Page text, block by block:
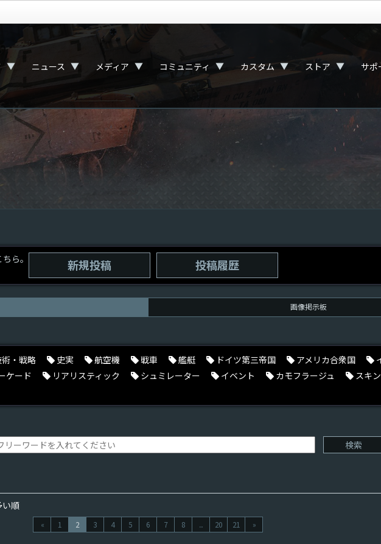
▼ ニュース ▼ メディア ▼ コミュニティ ▼ カスタム ▼ ストア ▼ サポ
ら。 新規投稿 投稿履歴
画像掲示板
術・戦略 史実 航空機 戦車 艦艇 ドイツ第三帝国 アメリカ合衆国
ケード リアリスティック シュミレーター イベント カモフラージュ スキン
い順
« 1 2 3 4 5 6 7 8 ... 20 21 »